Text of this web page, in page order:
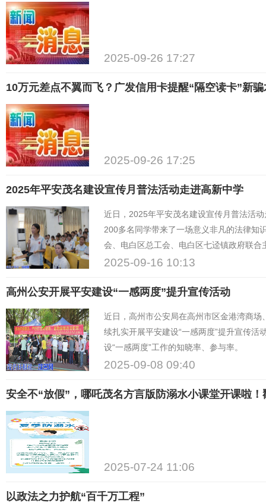
2025-09-26 17:27
10万元差点不翼而飞？广发信用卡提醒“隔空读卡”新骗
2025-09-26 17:25
2025年平安茂名建设宣传月普法活动走进高新中学
近日，2025年平安茂名建设宣传月普法活
200多名同学带来了一场意义非凡的法律知
会、电白区总工会、电白区七迳镇政府联
意识和自我保护能力。
2025-09-16 10:13
高州公安开展平安建设“一感两度”提升宣传活动
近日，高州市公安局在高州市区金港湾商
续扎实开展平安建设“一感两度”提升宣传活
设“一感两度”工作的知晓率、参与率。
2025-09-08 09:40
安全不“放假”，哪吒茂名方言版防溺水小课堂开课啦
2025-07-24 11:06
以政法之力护航“百千万工程”